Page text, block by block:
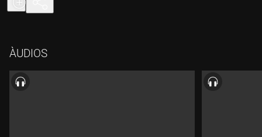
mares narcisistes? Hem trobat "La solució".
ÀUDIOS